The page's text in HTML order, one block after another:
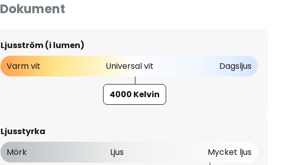
Dokument
Ljusström (i lumen)
Varm vit
Universal vit Dagsljus
4000 Kelvin
Ljusstyrka
Mörk
Ljus Mycket ljus